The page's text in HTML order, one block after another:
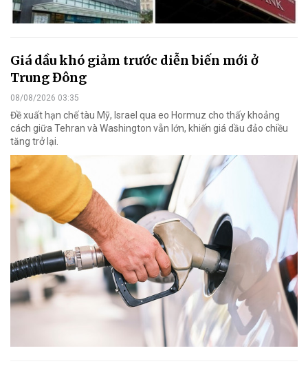
Giá dầu khó giảm trước diễn biến mới ở
Trung Đông
08/08/2026 03:35
Đề xuất hạn chế tàu Mỹ, Israel qua eo Hormuz cho thấy khoảng
cách giữa Tehran và Washington vẫn lớn, khiến giá dầu đảo chiều
tăng trở lại.